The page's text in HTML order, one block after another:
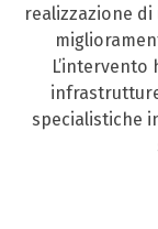
realizzazione
specialistiche